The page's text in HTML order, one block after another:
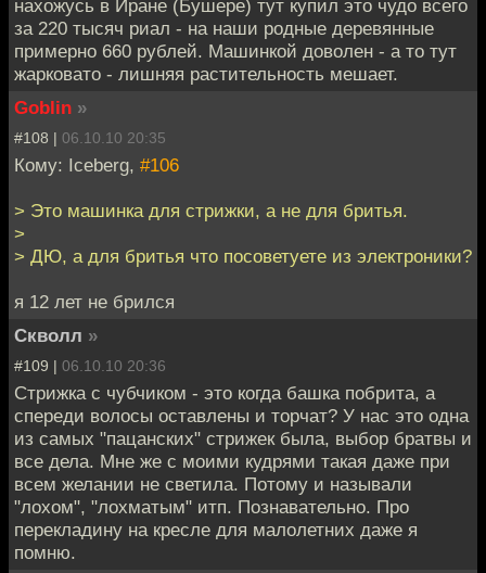
нахожусь в Иране (Бушере) тут купил это чудо всего
за 220 тысяч риал - на наши родные деревянные
примерно 660 рублей. Машинкой доволен - а то тут
жарковато - лишняя растительность мешает.
Goblin »
#108 | 06.10.10 20:35
Кому: Iceberg, #106
> Это машинка для стрижки, а не для бритья.
>
> ДЮ, а для бритья что посоветуете из электроники?
я 12 лет не брился
Скволл »
#109 | 06.10.10 20:36
Стрижка с чубчиком - это когда башка побрита, а
спереди волосы оставлены и торчат? У нас это одна
из самых "пацанских" стрижек была, выбор братвы и
все дела. Мне же с моими кудрями такая даже при
всем желании не светила. Потому и называли
"лохом", "лохматым" итп. Познавательно. Про
перекладину на кресле для малолетних даже я
помню.